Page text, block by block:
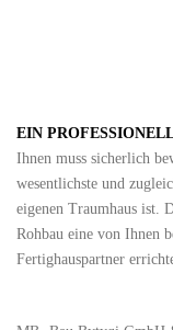
EIN
Ihnen muss sicherlich
wesentlichste und
eigenen Traumhaus ist.
Rohbau eine von Ihnen
Fertighauspartner